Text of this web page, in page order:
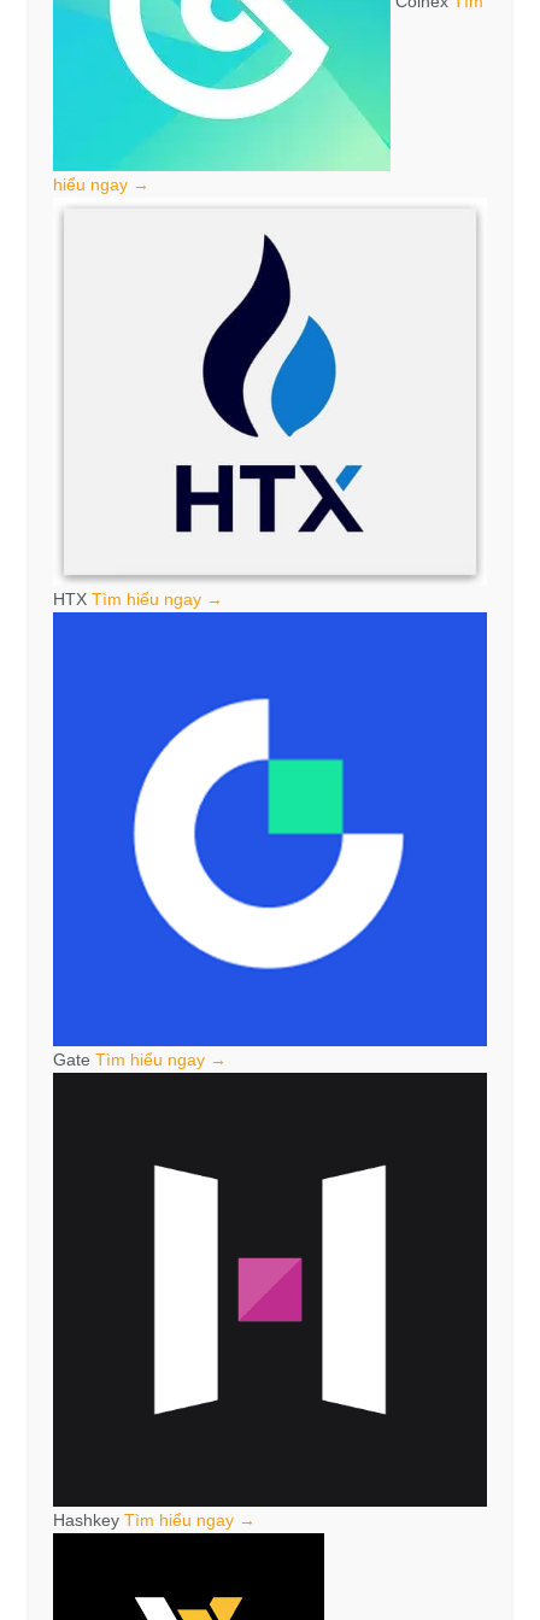
hiểu ngay →
HTX Tìm hiểu ngay →
Gate Tìm hiểu ngay →
Hashkey Tìm hiểu ngay →